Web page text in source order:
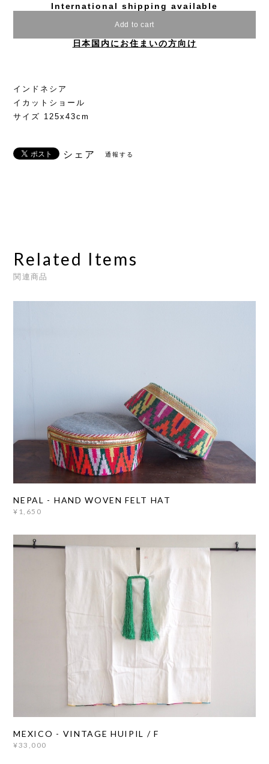
International shipping available
Add to cart
日本国内にお住まいの方向け
インドネシア
イカットショール
サイズ 125x43cm
シェア 通報する
Related Items
関連商品
NEPAL - HAND WOVEN FELT HAT
¥1,650
MEXICO - VINTAGE HUIPIL / F
¥33,000